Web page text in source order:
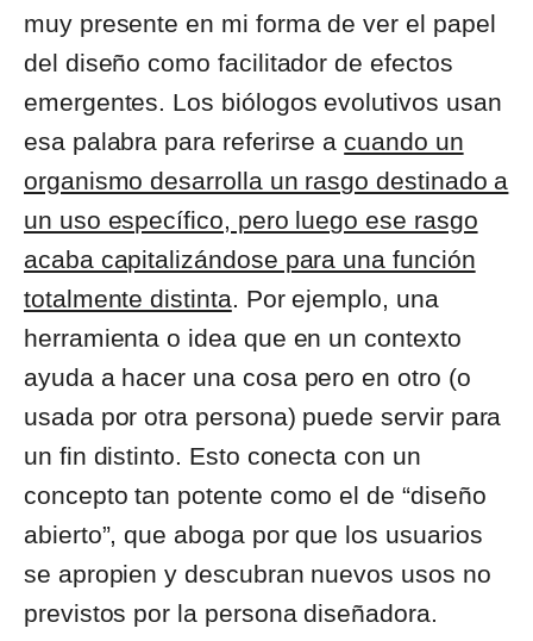
muy presente en mi forma de ver el papel
del diseño como facilitador de efectos
emergentes. Los biólogos evolutivos usan
esa palabra para referirse a cuando un
organismo desarrolla un rasgo destinado a
un uso específico, pero luego ese rasgo
acaba capitalizándose para una función
totalmente distinta. Por ejemplo, una
herramienta o idea que en un contexto
ayuda a hacer una cosa pero en otro (o
usada por otra persona) puede servir para
un fin distinto. Esto conecta con un
concepto tan potente como el de “diseño
abierto”, que aboga por que los usuarios
se apropien y descubran nuevos usos no
previstos por la persona diseñadora.